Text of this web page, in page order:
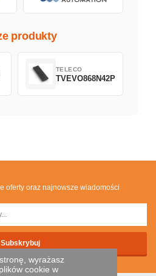
wyrażasz
cookie w
produkty
TELECO
TVEVO868N42P
oferty oraz najnowsze wiadomości